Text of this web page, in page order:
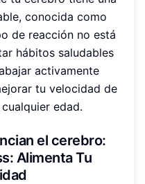
conocida como
de reacción no está
hábitos saludables
activamente
tu velocidad de
edad.
el cerebro:
Alimenta Tu